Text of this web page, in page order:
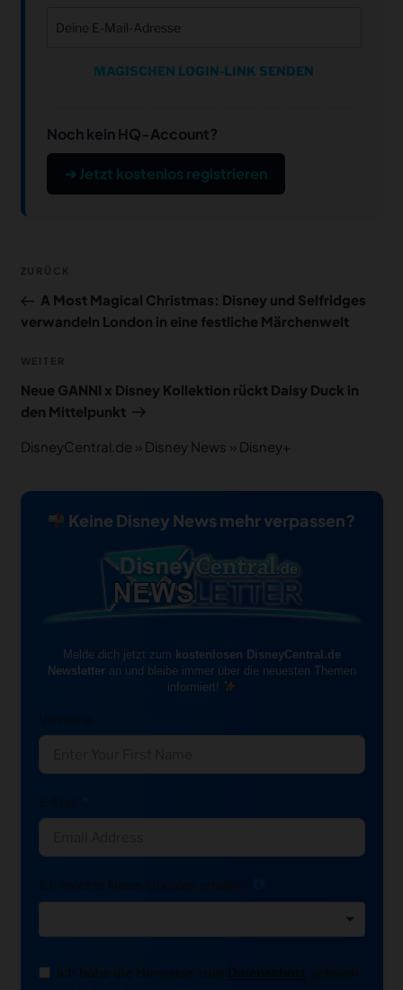
MAGISCHEN LOGIN-LINK SENDEN
Noch kein HQ-Account?
➔ Jetzt kostenlos registrieren
Beitrag
A Most Magical Christmas: Disney und Selfridges
verwandeln London in eine festliche Märchenwelt
Beitrag
Neue GANNI x Disney Kollektion rückt Daisy Duck in
den Mittelpunkt
DisneyCentral.de » Disney News » Disney+
Keine Disney News mehr verpassen?
Melde dich jetzt zum kostenlosen DisneyCentral.de
Newsletteran und bleibe immer über die neuesten Themen
informiert!
Vorname
E-Mail
Ich möchte News-Updates erhalten:
Ich habe die Hinweise zum Datenschutz